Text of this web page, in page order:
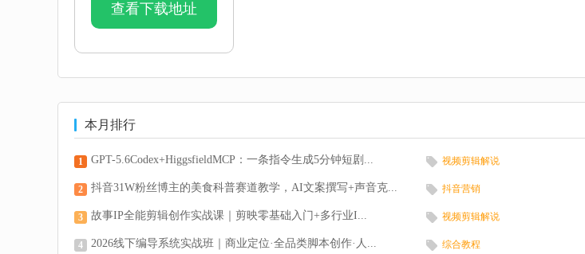
查看下载地址
本月排行
1 GPT-5.6Codex+HiggsfieldMCP：一条指令生成5分钟短剧... 视频剪辑解说
2 抖音31W粉丝博主的美食科普赛道教学，AI文案撰写+声音克... 抖音营销
3 故事IP全能剪辑创作实战课｜剪映零基础入门+多行业I... 视频剪辑解说
4 2026线下编导系统实战班｜商业定位·全品类脚本创作·人... 综合教程